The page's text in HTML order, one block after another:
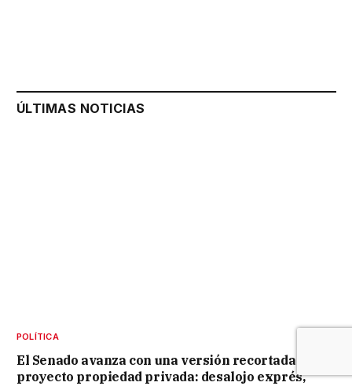
ÚLTIMAS NOTICIAS
POLÍTICA
El Senado avanza con una versión recortada del
proyecto propiedad privada: desalojo exprés,